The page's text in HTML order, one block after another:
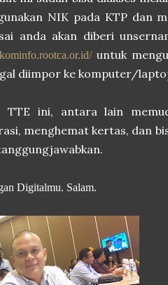
NIK pada KTP dan
anda akan diberi
untuk
diimpor ke komputer/
TTE ini, antara lain
menghemat kertas, dan
Digitalmu. Salam.